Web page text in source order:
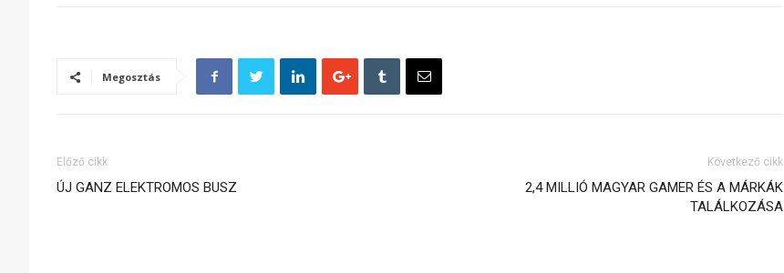
Megosztás
Előző cikk
ÚJ GANZ ELEKTROMOS BUSZ
Következő cikk
2,4 MILLIÓ MAGYAR GAMER ÉS A MÁRKÁK
TALÁLKOZÁSA